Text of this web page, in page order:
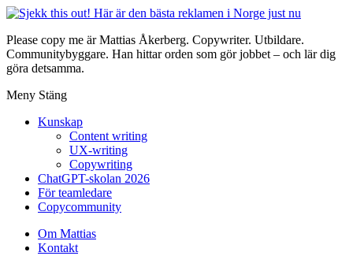
Please copy me är Mattias Åkerberg. Copywriter. Utbildare.
Communitybyggare. Han hittar orden som gör jobbet – och lär dig
göra detsamma.
Meny Stäng
Kunskap
Content writing
UX-writing
Copywriting
ChatGPT-skolan 2026
För teamledare
Copycommunity
Om Mattias
Kontakt